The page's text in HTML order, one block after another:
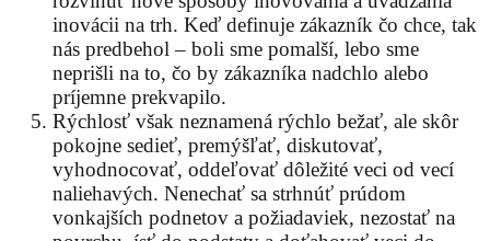
inovácii na trh. Keď definuje zákazník čo chce, tak
nás predbehol – boli sme pomalší, lebo sme
neprišli na to, čo by zákazníka nadchlo alebo
príjemne prekvapilo.
Rýchlosť však neznamená rýchlo bežať, ale skôr
pokojne sedieť, premýšľať, diskutovať,
vyhodnocovať, oddeľovať dôležité veci od vecí
naliehavých. Nenechať sa strhnúť prúdom
vonkajších podnetov a požiadaviek, nezostať na